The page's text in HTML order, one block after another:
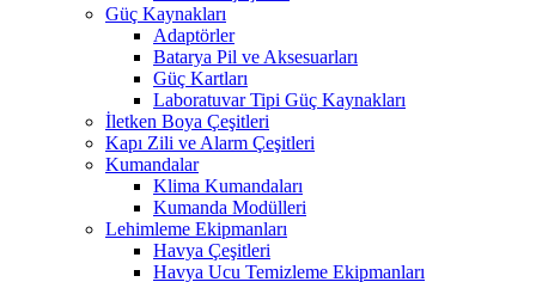
Güç Kaynakları
Adaptörler
Batarya Pil ve Aksesuarları
Güç Kartları
Laboratuvar Tipi Güç Kaynakları
İletken Boya Çeşitleri
Kapı Zili ve Alarm Çeşitleri
Kumandalar
Klima Kumandaları
Kumanda Modülleri
Lehimleme Ekipmanları
Havya Çeşitleri
Havya Ucu Temizleme Ekipmanları